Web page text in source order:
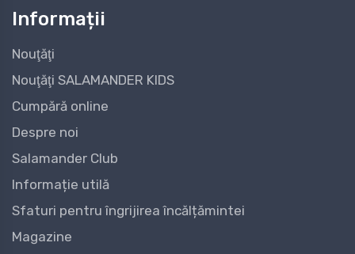
Informații
Nouţăţi
Nouţăţi SALAMANDER KIDS
Cumpără online
Despre noi
Salamander Club
Informație utilă
Sfaturi pentru îngrijirea încălțămintei
Magazine